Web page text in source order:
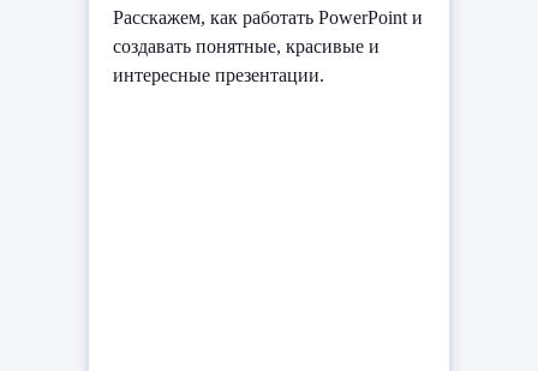
Расскажем, как работать PowerPoint и
создавать понятные, красивые и
интересные презентации.